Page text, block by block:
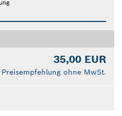
35,00 EUR
ohne MwSt.